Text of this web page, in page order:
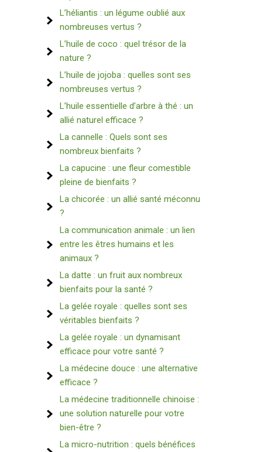
L’héliantis : un légume oublié aux
nombreuses vertus ?
L’huile de coco : quel trésor de la
nature ?
L’huile de jojoba : quelles sont ses
nombreuses vertus ?
L’huile essentielle d’arbre à thé : un
allié naturel efficace ?
La cannelle : Quels sont ses
nombreux bienfaits ?
La capucine : une fleur comestible
pleine de bienfaits ?
La chicorée : un allié santé méconnu
?
La communication animale : un lien
entre les êtres humains et les
animaux ?
La datte : un fruit aux nombreux
bienfaits pour la santé ?
La gelée royale : quelles sont ses
véritables bienfaits ?
La gelée royale : un dynamisant
efficace pour votre santé ?
La médecine douce : une alternative
efficace ?
La médecine traditionnelle chinoise :
une solution naturelle pour votre
bien-être ?
La micro-nutrition : quels bénéfices